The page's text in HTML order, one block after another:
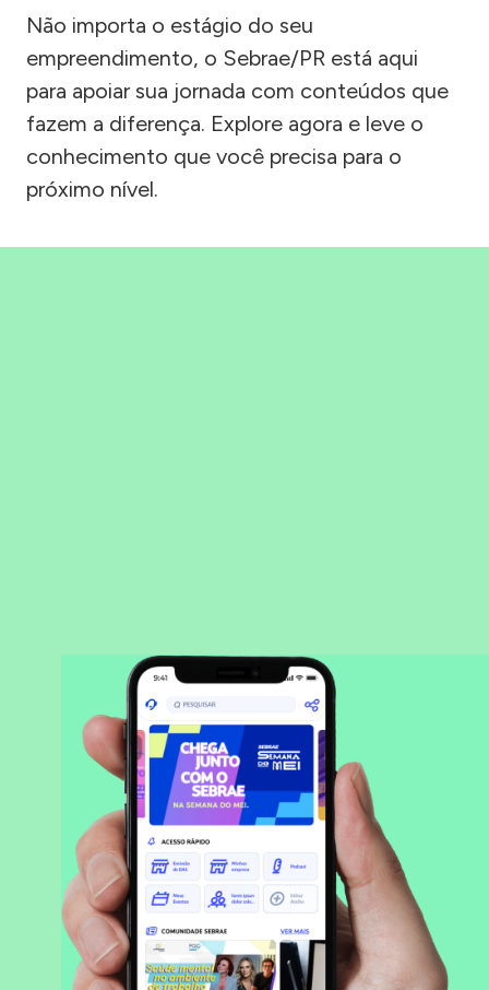
Não importa o estágio do seu
empreendimento, o Sebrae/PR está aqui
para apoiar sua jornada com conteúdos que
fazem a diferença. Explore agora e leve o
conhecimento que você precisa para o
próximo nível.